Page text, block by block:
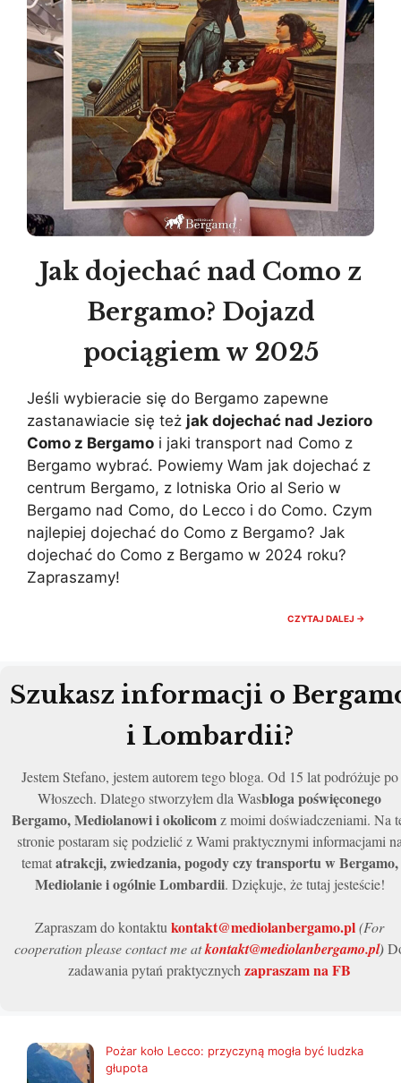
Jak dojechać nad Como z
Bergamo? Dojazd
pociągiem w 2025
Jeśli wybieracie się do Bergamo zapewne
zastanawiacie się też jak dojechać nad Jezioro
Como z Bergamo i jaki transport nad Como z
Bergamo wybrać. Powiemy Wam jak dojechać z
centrum Bergamo, z lotniska Orio al Serio w
Bergamo nad Como, do Lecco i do Como. Czym
najlepiej dojechać do Como z Bergamo? Jak
dojechać do Como z Bergamo w 2024 roku?
Zapraszamy!
CZYTAJ DALEJ →
DOJAZD
Szukasz informacji o
i Lombardii?
Jestem Stefano, jestem autorem tego bloga. Od 15 lat podróżuje po
Włoszech. Dlatego stworzyłem dla Wasbloga poświęconego
Bergamo, Mediolanowi i okolicomz moimi doświadczeniami. Na
stronie postaram się podzielić z Wami praktycznymi informacjami
tematatrakcji, zwiedzania, pogody czy transportu w Bergamo,
Mediolanie i ogólnie Lombardii. Dziękuje, że tutaj jesteście!
Zapraszam do kontaktu kontakt@mediolanbergamo.pl(For
cooperation please contact me atkontakt@mediolanbergamo.pl)
zadawania pytań praktycznych zapraszam na FB
Pożar koło Lecco: przyczyną mogła być ludzka
głupota